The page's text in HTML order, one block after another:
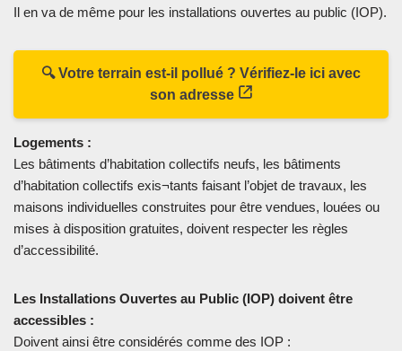
Il en va de même pour les installations ouvertes au public (IOP).
🔍 Votre terrain est-il pollué ? Vérifiez-le ici avec
son adresse
Logements :
Les bâtiments d’habitation collectifs neufs, les bâtiments
d’habitation collectifs exis¬tants faisant l’objet de travaux, les
maisons individuelles construites pour être vendues, louées ou
mises à disposition gratuites, doivent respecter les règles
d’accessibilité.
Les Installations Ouvertes au Public (IOP) doivent être
accessibles :
Doivent ainsi être considérés comme des IOP :